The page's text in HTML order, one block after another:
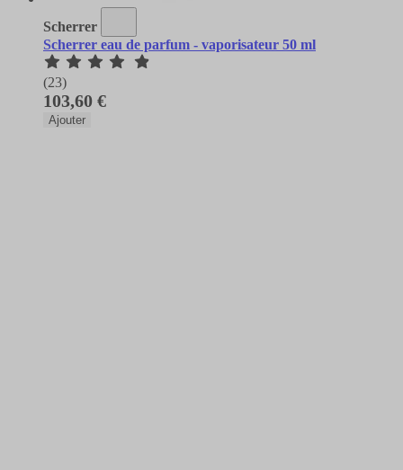
Scherrer
Scherrer eau de parfum - vaporisateur 50 ml
(23)
103,60 €
Ajouter